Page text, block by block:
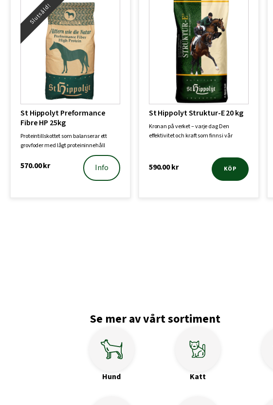
Slutsåld!
St Hippolyt Preformance
Fibre HP 25kg
Proteintillskottet som balanserar ett
grovfoder med lågt proteininnehåll
570.00kr Info
St Hippolyt Struktur-E 20 kg
Kronan på verket – varje dag Den
effektivitet och kraft som finns i vår
590.00kr KÖP
Se mer av vårt sortiment
Hund Katt